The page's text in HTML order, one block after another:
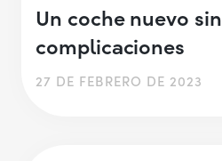
Un coche nuevo sin
complicaciones
27 DE FEBRERO DE 2023